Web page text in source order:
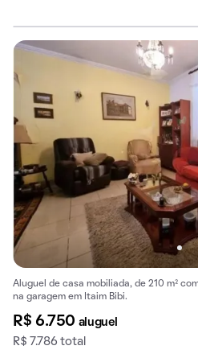
Aluguel de casa mobiliada, de 210 m²
na garagem em Itaim Bibi.
R$ 6.750 aluguel
R$ 7.786 total